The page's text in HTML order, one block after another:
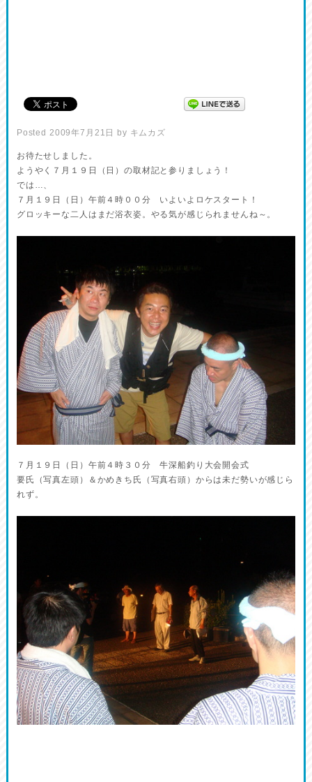
Posted 2009年7月21日 by キムカズ
お待たせしました。
ようやく７月１９日（日）の取材記と参りましょう！
では…、
７月１９日（日）午前４時００分 いよいよロケスタート！
グロッキーな二人はまだ浴衣姿。やる気が感じられませんね～。
７月１９日（日）午前４時３０分 牛深船釣り大会開会式
要氏（写真左頭）＆かめきち氏（写真右頭）からは未だ勢いが感じら
れず。